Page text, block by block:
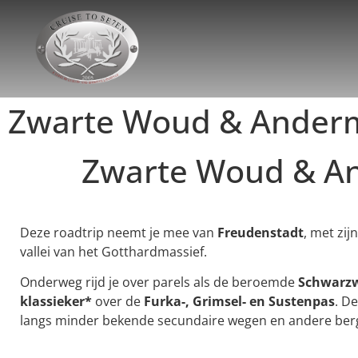
Zwarte Woud &
Zwarte Woud &
Deze roadtrip neemt je mee van Freudenstadt, met
vallei van het Gotthardmassief.
Onderweg rijd je over parels als de beroemde
klassieker* over de Furka-, Grimsel- en Sustenpas.
langs minder bekende secundaire wegen en andere